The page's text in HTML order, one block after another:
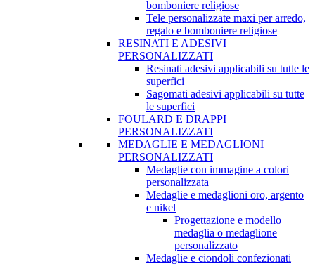
bomboniere religiose
Tele personalizzate maxi per arredo,
regalo e bomboniere religiose
RESINATI E ADESIVI
PERSONALIZZATI
Resinati adesivi applicabili su tutte le
superfici
Sagomati adesivi applicabili su tutte
le superfici
FOULARD E DRAPPI
PERSONALIZZATI
MEDAGLIE E MEDAGLIONI
PERSONALIZZATI
Medaglie con immagine a colori
personalizzata
Medaglie e medaglioni oro, argento
e nikel
Progettazione e modello
medaglia o medaglione
personalizzato
Medaglie e ciondoli confezionati